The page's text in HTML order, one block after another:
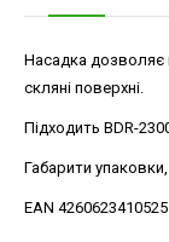
Насадка дозволяє
скляні поверхні.
Підходить BDR-
Габарити
EAN 4260623410525